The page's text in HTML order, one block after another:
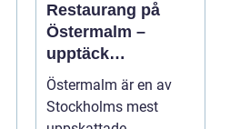
Restaurang på
Östermalm –
upptäck
matupplevelser i
en av Stockholms
mest attraktiva
Östermalm är en av
Stockholms mest